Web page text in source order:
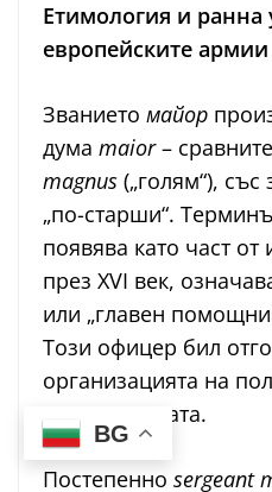
Етимология и ранна
европейските армии
Званието майор
дума maior–
magnus („голям“),
„по-старши“.
появява като част от
през XVI век,
или „главен
Този офицер бил
организацията на
и подготовката.
Постепенно sergeant
BG